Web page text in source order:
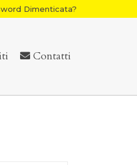
Dimenticata?
Contatti